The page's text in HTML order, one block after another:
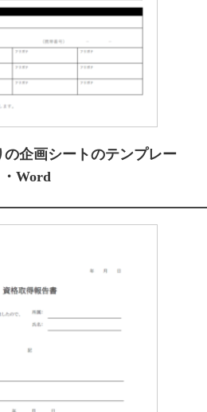
企画シートのテンプレー
・Word